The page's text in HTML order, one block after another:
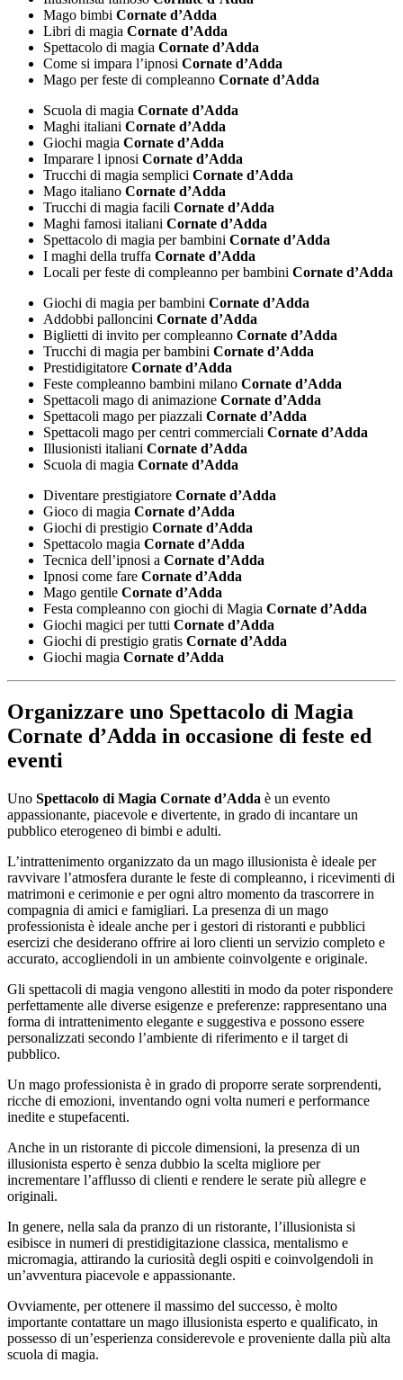
Mago bimbi Cornate d’Adda
Libri di magia Cornate d’Adda
Spettacolo di magia Cornate d’Adda
Come si impara l’ipnosi Cornate d’Adda
Mago per feste di compleanno Cornate d’Adda
Scuola di magia Cornate d’Adda
Maghi italiani Cornate d’Adda
Giochi magia Cornate d’Adda
Imparare l ipnosi Cornate d’Adda
Trucchi di magia semplici Cornate d’Adda
Mago italiano Cornate d’Adda
Trucchi di magia facili Cornate d’Adda
Maghi famosi italiani Cornate d’Adda
Spettacolo di magia per bambini Cornate d’Adda
I maghi della truffa Cornate d’Adda
Locali per feste di compleanno per bambini Cornate d’Adda
Giochi di magia per bambini Cornate d’Adda
Addobbi palloncini Cornate d’Adda
Biglietti di invito per compleanno Cornate d’Adda
Trucchi di magia per bambini Cornate d’Adda
Prestidigitatore Cornate d’Adda
Feste compleanno bambini milano Cornate d’Adda
Spettacoli mago di animazione Cornate d’Adda
Spettacoli mago per piazzali Cornate d’Adda
Spettacoli mago per centri commerciali Cornate d’Adda
Illusionisti italiani Cornate d’Adda
Scuola di magia Cornate d’Adda
Diventare prestigiatore Cornate d’Adda
Gioco di magia Cornate d’Adda
Giochi di prestigio Cornate d’Adda
Spettacolo magia Cornate d’Adda
Tecnica dell’ipnosi a Cornate d’Adda
Ipnosi come fare Cornate d’Adda
Mago gentile Cornate d’Adda
Festa compleanno con giochi di Magia Cornate d’Adda
Giochi magici per tutti Cornate d’Adda
Giochi di prestigio gratis Cornate d’Adda
Giochi magia Cornate d’Adda
Organizzare uno Spettacolo di Magia
Cornate d’Adda in occasione di feste ed
eventi
Uno Spettacolo di Magia Cornate d’Adda è un evento
appassionante, piacevole e divertente, in grado di incantare un
pubblico eterogeneo di bimbi e adulti.
L’intrattenimento organizzato da un mago illusionista è ideale per
ravvivare l’atmosfera durante le feste di compleanno, i ricevimenti di
matrimoni e cerimonie e per ogni altro momento da trascorrere in
compagnia di amici e famigliari. La presenza di un mago
professionista è ideale anche per i gestori di ristoranti e pubblici
esercizi che desiderano offrire ai loro clienti un servizio completo e
accurato, accogliendoli in un ambiente coinvolgente e originale.
Gli spettacoli di magia vengono allestiti in modo da poter rispondere
perfettamente alle diverse esigenze e preferenze: rappresentano una
forma di intrattenimento elegante e suggestiva e possono essere
personalizzati secondo l’ambiente di riferimento e il target di
pubblico.
Un mago professionista è in grado di proporre serate sorprendenti,
ricche di emozioni, inventando ogni volta numeri e performance
inedite e stupefacenti.
Anche in un ristorante di piccole dimensioni, la presenza di un
illusionista esperto è senza dubbio la scelta migliore per
incrementare l’afflusso di clienti e rendere le serate più allegre e
originali.
In genere, nella sala da pranzo di un ristorante, l’illusionista si
esibisce in numeri di prestidigitazione classica, mentalismo e
micromagia, attirando la curiosità degli ospiti e coinvolgendoli in
un’avventura piacevole e appassionante.
Ovviamente, per ottenere il massimo del successo, è molto
importante contattare un mago illusionista esperto e qualificato, in
possesso di un’esperienza considerevole e proveniente dalla più alta
scuola di magia.